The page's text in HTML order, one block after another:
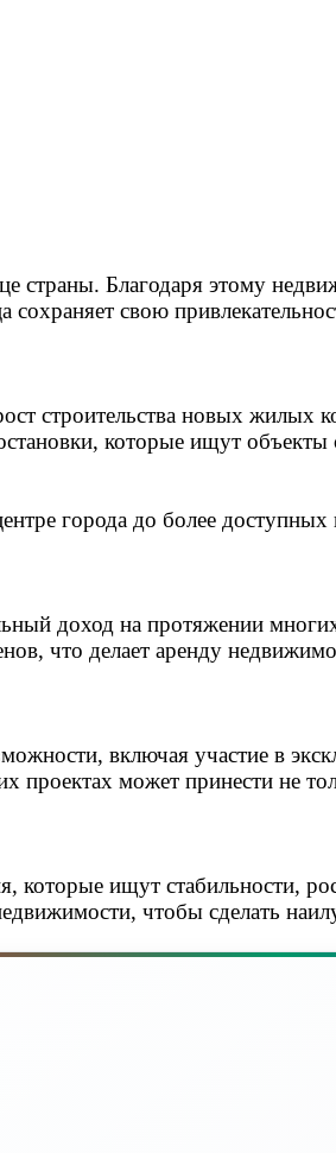
страны. Благодаря этому
свою
строительства новых жилых
которые ищут объекты
города до более доступных
доход на протяжении
что делает аренду
включая участие в
проектах может принести не
ищут стабильности,
чтобы сделать